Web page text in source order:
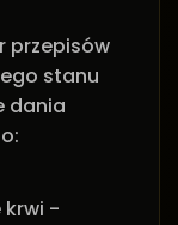
przepisów
stanu
dania
krwi -